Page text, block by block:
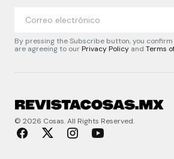
By pressing the Subscribe button, you
are agreeing to ourPrivacy Policy and Terms
© 2026 Cosas. All Rights Reserved.